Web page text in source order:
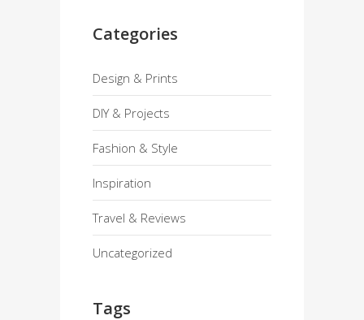
Categories
Design & Prints
DIY & Projects
Fashion & Style
Inspiration
Travel & Reviews
Uncategorized
Tags